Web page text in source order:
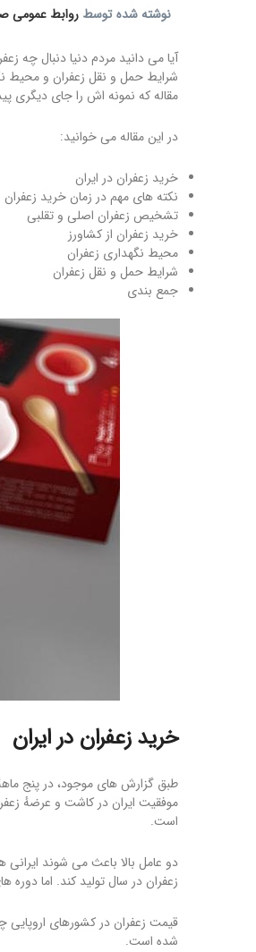
نوشته شده توسط روابط
آیا می دانید مردم دنیا دنبال چه
شرایط حمل و نقل زعفران و محیط
مقاله که نمونه اش را جای دیگری
در این مقاله می خوانید:
خرید زعفران در ایران
نکته های مهم در زمان خرید زعفران
تشخیص زعفران اصلی و تقلبی
خرید زعفران از کشاورز
محیط نگهداری زعفران
شرایط حمل و نقل زعفران
جمع بندی
خرید زعفران در ایران
موفقیت ایران در کاشت و عرضهٔ
است.
زعفران در سال تولید کند. اما
قیمت زعفران در کشورهای اروپایی
شده است.